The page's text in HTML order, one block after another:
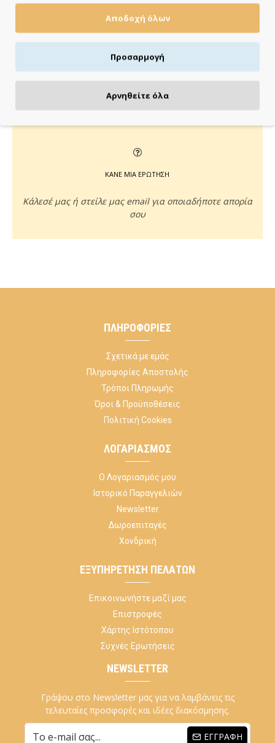
Άμεση αποστολή της παραγγελίας σου σε 1 - 2 εργάσιμες
ημέρες
ΠΛΗΡΩΝΕΙΣ ΟΠΩΣ ΘΕΣ
Πιστωτική/χρεωστική κάρτα, αντικαταβολή ή κατάθεση
ΚΑΝΕ ΜΙΑ ΕΡΩΤΗΣΗ
Κάλεσέ μας ή στείλε μας email για οποιαδήποτε απορία
σου
ΠΛΗΡΟΦΟΡΊΕΣ
Σχετικά με εμάς
Πληροφορίες Αποστολής
Τρόποι Πληρωμής
Όροι & Προϋποθέσεις
Πολιτική Cookies
ΛΟΓΑΡΙΑΣΜΌΣ
Ο Λογαριασμός μου
Ιστορικό Παραγγελιών
Newsletter
Δωροεπιταγές
Χονδρική
ΕΞΥΠΗΡΈΤΗΣΗ ΠΕΛΑΤΏΝ
Επικοινωνήστε μαζί μας
Επιστροφές
Χάρτης Ιστότοπου
Συχνές Ερωτήσεις
NEWSLETTER
Γράψου στο Newsletter μας για να λαμβάνεις τις
τελευταίες προσφορές και ιδέες διακόσμησης.
ΕΓΓΡΑΦΉ
Αποδοχή όλων
Προσαρμογή
Αρνηθείτε όλα